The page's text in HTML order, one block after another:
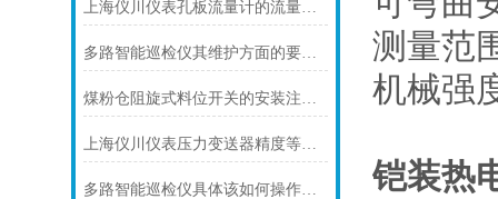
上海仪川仪表孔板流量计的流量计算公式
多路智能巡检仪其维护方面的要点是什么？
煤粉仓阻旋式料位开关的安装注意事项
上海仪川仪表压力变送器精度等级的划分方法
多路智能巡检仪具体该如何操作呢？
测量范
机械强
铠装热